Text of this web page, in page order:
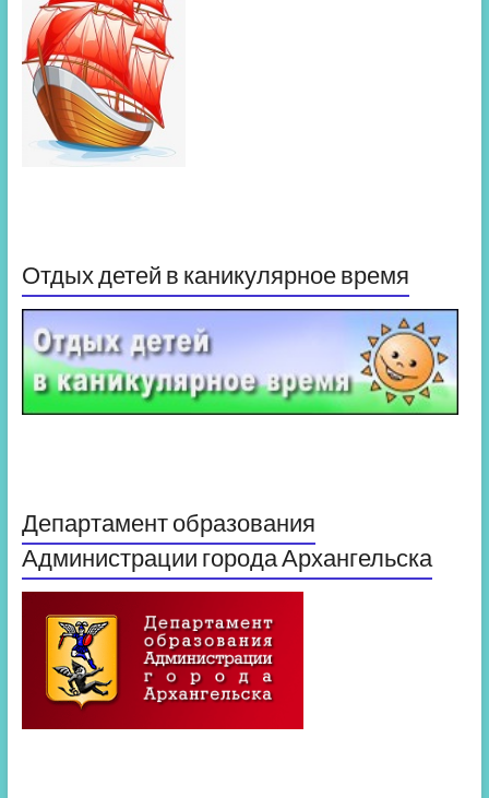
Отдых детей в каникулярное время
Департамент образования
Администрации города Архангельска